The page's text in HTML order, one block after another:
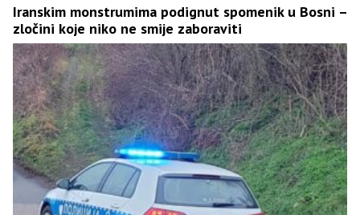
Iranskim monstrumima podignut spomenik u Bosni –
zločini koje niko ne smije zaboraviti